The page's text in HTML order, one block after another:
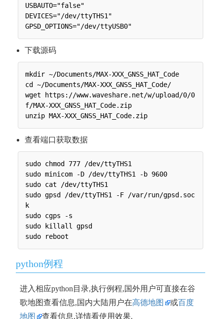
USBAUTO="false"
DEVICES="/dev/ttyTHS1"
下载源码
mkdir ~/Documents/MAX-XXX_GNSS_HAT_Code
cd ~/Documents/MAX-XXX_GNSS_HAT_Code/
wget https://www.waveshare.net/w/upload/0/0
f/MAX-XXX_GNSS_HAT_Code.zip
查看端口获取数据
sudo chmod 777 /dev/ttyTHS1
sudo minicom -D /dev/ttyTHS1 -b 9600
sudo cat /dev/ttyTHS1
sudo gpsd /dev/ttyTHS1 -F /var/run/gpsd.soc
k
sudo cgps -s
sudo killall gpsd
python例程
进入相应python目录,执行例程,国外用户可直接在谷
歌地图查看信息,国内大陆用户在高德地图 或百度
地图
查看信息,详情看使用效果.